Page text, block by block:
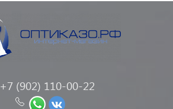
+7 (902) 110-00-22